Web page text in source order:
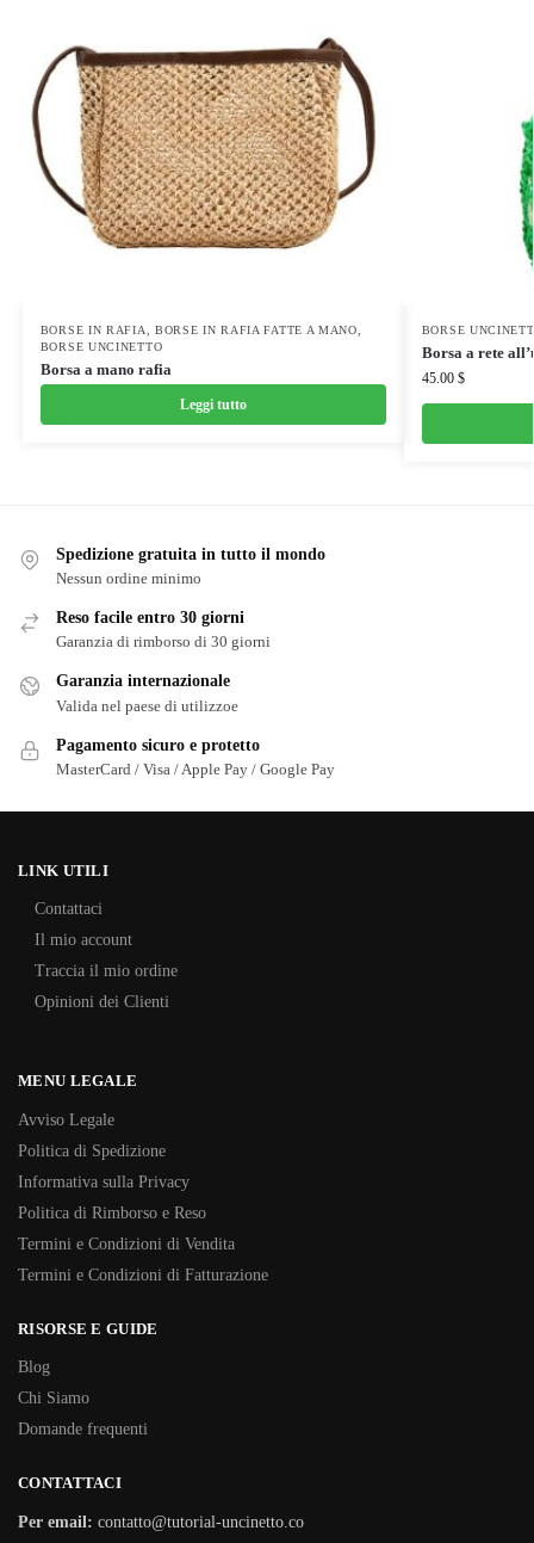
BORSE IN RAFIA BORSE IN RAFIA FATTE A MANO
BORSE UNCINETTO
Borsa a mano rafia
Leggi tutto
BORSE
Borsa a rete
45.00 $
Spedizione gratuita in tutto il mondo
Nessun ordine minimo
Reso facile entro 30 giorni
Garanzia di rimborso di 30 giorni
Garanzia internazionale
Valida nel paese di utilizzoe
Pagamento sicuro e protetto
MasterCard / Visa / Apple Pay / Google Pay
LINK UTILI
Contattaci
Il mio account
Traccia il mio ordine
Opinioni dei Clienti
MENU LEGALE
Avviso Legale
Politica di Spedizione
Informativa sulla Privacy
Politica di Rimborso e Reso
Termini e Condizioni di Vendita
Termini e Condizioni di Fatturazione
RISORSE E GUIDE
Blog
Chi Siamo
Domande frequenti
CONTATTACI
Per email: contatto@tutorial-uncinetto.co